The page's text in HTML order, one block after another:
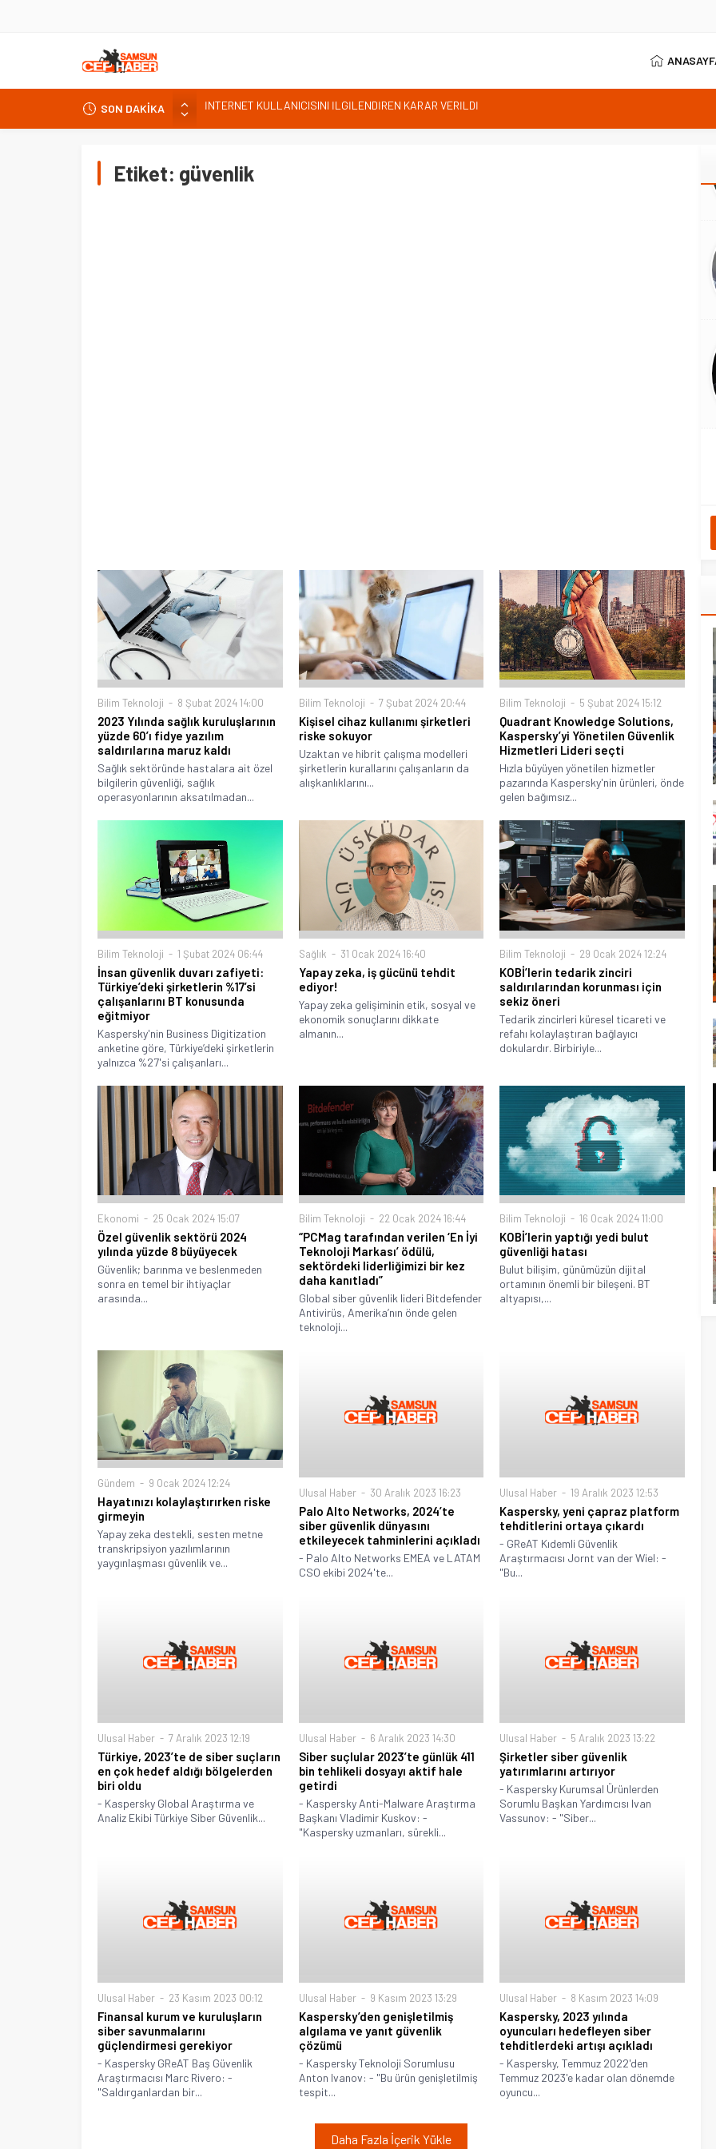
SON DAKİKA
Kardef Başkanı Adem GÜNER Yunanistan bu kararını gözden geçirmelidir diyerek tepkilerini gösterdi
24 Temmuz Basın Bayramı basın özgürlüğünün günüdür
Fatih Mahallesi Sakinleri Ilkadım Belediye Başkanı İhsan KURNAZ ve Muhtarları Seda KEKLİK ‘teşekķür
Etiket: güvenlik
Bilim Teknoloji 8 Şubat 2024 14:00
2023 Yılında sağlık kuruluşlarının
yüzde 60’ı fidye yazılım
saldırılarına maruz kaldı
Sağlık sektöründe hastalara ait özel
bilgilerin güvenliği, sağlık
operasyonlarının aksatılmadan...
Bilim Teknoloji 7 Şubat 2024 20:44
Kişisel cihaz kullanımı şirketleri
riske sokuyor
Uzaktan ve hibrit çalışma modelleri
şirketlerin kurallarını çalışanların da
alışkanlıklarını...
Bilim Teknoloji 5 Şubat 2024 15:12
Quadrant Knowledge Solutions,
Kaspersky’yi Yönetilen Güvenlik
Hizmetleri Lideri seçti
Hızla büyüyen yönetilen hizmetler
pazarında Kaspersky'nin ürünleri, önde
gelen bağımsız...
Bilim Teknoloji 1 Şubat 2024 06:44
İnsan güvenlik duvarı zafiyeti:
Türkiye’deki şirketlerin %17’si
çalışanlarını BT konusunda
eğitmiyor
Kaspersky'nin Business Digitization
anketine göre, Türkiye’deki şirketlerin
yalnızca %27'si çalışanları...
Sağlık 31 Ocak 2024 16:40
Yapay zeka, iş gücünü tehdit
ediyor!
Yapay zeka gelişiminin etik, sosyal ve
ekonomik sonuçlarını dikkate
almanın...
Bilim Teknoloji 29 Ocak 2024 12:24
KOBİ’lerin tedarik zinciri
saldırılarından korunması için
sekiz öneri
Tedarik zincirleri küresel ticareti ve
refahı kolaylaştıran bağlayıcı
dokulardır. Birbiriyle...
Ekonomi 25 Ocak 2024 15:07
Özel güvenlik sektörü 2024
yılında yüzde 8 büyüyecek
Güvenlik; barınma ve beslenmeden
sonra en temel bir ihtiyaçlar
arasında...
Bilim Teknoloji 22 Ocak 2024 16:44
“PCMag tarafından verilen ‘En İyi
Teknoloji Markası’ ödülü,
sektördeki liderliğimizi bir kez
daha kanıtladı”
Global siber güvenlik lideri Bitdefender
Antivirüs, Amerika’nın önde gelen
teknoloji...
Bilim Teknoloji 16 Ocak 2024 11:00
KOBİ’lerin yaptığı yedi bulut
güvenliği hatası
Bulut bilişim, günümüzün dijital
ortamının önemli bir bileşeni. BT
altyapısı,...
Gündem 9 Ocak 2024 12:24
Hayatınızı kolaylaştırırken riske
girmeyin
Yapay zeka destekli, sesten metne
transkripsiyon yazılımlarının
yaygınlaşması güvenlik ve...
Ulusal Haber 30 Aralık 2023 16:23
Palo Alto Networks, 2024’te
siber güvenlik dünyasını
etkileyecek tahminlerini açıkladı
- Palo Alto Networks EMEA ve LATAM
CSO ekibi 2024'te...
Ulusal Haber 19 Aralık 2023 12:53
Kaspersky, yeni çapraz platform
tehditlerini ortaya çıkardı
- GReAT Kıdemli Güvenlik
Araştırmacısı Jornt van der Wiel: -
"Bu...
Ulusal Haber 7 Aralık 2023 12:19
Türkiye, 2023’te de siber suçların
en çok hedef aldığı bölgelerden
biri oldu
- Kaspersky Global Araştırma ve
Analiz Ekibi Türkiye Siber Güvenlik...
Ulusal Haber 6 Aralık 2023 14:30
Siber suçlular 2023’te günlük 411
bin tehlikeli dosyayı aktif hale
getirdi
- Kaspersky Anti-Malware Araştırma
Başkanı Vladimir Kuskov: -
"Kaspersky uzmanları, sürekli...
Ulusal Haber 5 Aralık 2023 13:22
Şirketler siber güvenlik
yatırımlarını artırıyor
- Kaspersky Kurumsal Ürünlerden
Sorumlu Başkan Yardımcısı Ivan
Vassunov: - "Siber...
Ulusal Haber 23 Kasım 2023 00:12
Finansal kurum ve kuruluşların
siber savunmalarını
güçlendirmesi gerekiyor
- Kaspersky GReAT Baş Güvenlik
Araştırmacısı Marc Rivero: -
"Saldırganlardan bir...
Ulusal Haber 9 Kasım 2023 13:29
Kaspersky’den genişletilmiş
algılama ve yanıt güvenlik
çözümü
- Kaspersky Teknoloji Sorumlusu
Anton Ivanov: - "Bu ürün genişletilmiş
tespit...
Ulusal Haber 8 Kasım 2023 14:09
Kaspersky, 2023 yılında
oyuncuları hedefleyen siber
tehditlerdeki artışı açıkladı
- Kaspersky, Temmuz 2022'den
Temmuz 2023'e kadar olan dönemde
oyuncu...
Daha Fazla İçerik Yükle